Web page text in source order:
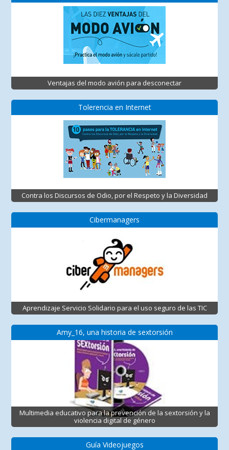
Ventajas del modo avión para desconectar
Tolerencia en Internet
Contra los Discursos de Odio, por el Respeto y la Diversidad
Cibermanagers
Aprendizaje Servicio Solidario para el uso seguro de las TIC
Amy_16, una historia de sextorsión
Multimedia educativo para la prevención de la sextorsión y la
violencia digital de género
Guía Videojuegos